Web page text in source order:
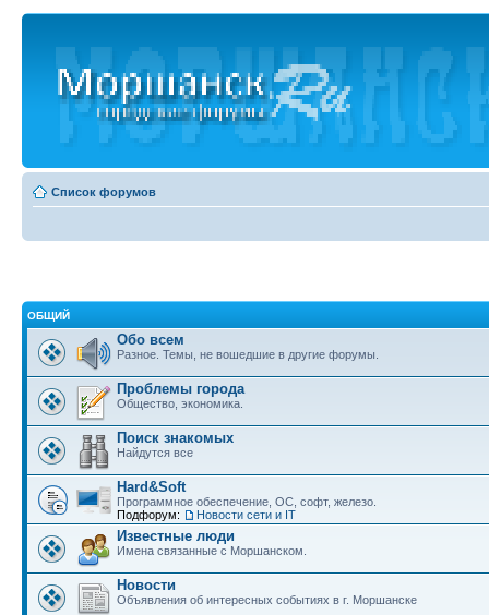
Список форумов
ОБЩИЙ
Обо всем
Разное. Темы, не вошедшие в другие форумы.
Проблемы города
Общество, экономика.
Поиск знакомых
Найдутся все
Hard&Soft
Программное обеспечение, ОС, софт, железо.
Подфорум:
Новости сети и IT
Известные люди
Имена связанные с Моршанском.
Новости
Объявления об интересных событиях в г. Моршанске